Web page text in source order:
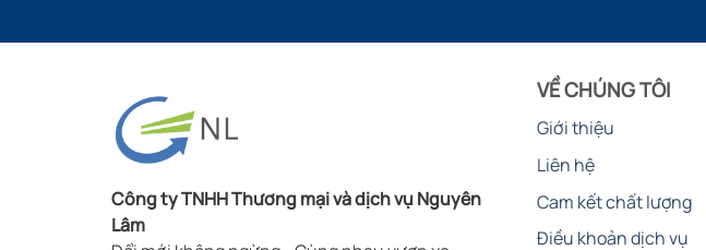
Công ty TNHH Thương mại và dịch vụ Nguyên
Lâm
VỀ CHÚNG TÔI
Giới thiệu
Liên hệ
Cam kết chất lượng
Điều khoản dịch vụ